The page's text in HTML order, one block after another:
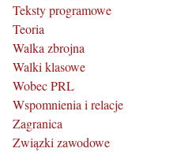
Teksty programowe
Teoria
Walka zbrojna
Walki klasowe
Wobec PRL
Wspomnienia i relacje
Zagranica
Związki zawodowe